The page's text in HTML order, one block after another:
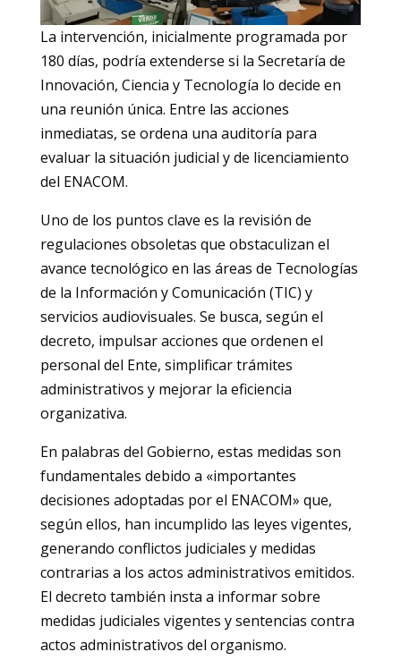
La intervención, inicialmente programada por
180 días, podría extenderse si la Secretaría de
Innovación, Ciencia y Tecnología lo decide en
una reunión única. Entre las acciones
inmediatas, se ordena una auditoría para
evaluar la situación judicial y de licenciamiento
del ENACOM.
Uno de los puntos clave es la revisión de
regulaciones obsoletas que obstaculizan el
avance tecnológico en las áreas de Tecnologías
de la Información y Comunicación (TIC) y
servicios audiovisuales. Se busca, según el
decreto, impulsar acciones que ordenen el
personal del Ente, simplificar trámites
administrativos y mejorar la eficiencia
organizativa.
En palabras del Gobierno, estas medidas son
fundamentales debido a «importantes
decisiones adoptadas por el ENACOM» que,
según ellos, han incumplido las leyes vigentes,
generando conflictos judiciales y medidas
contrarias a los actos administrativos emitidos.
El decreto también insta a informar sobre
medidas judiciales vigentes y sentencias contra
actos administrativos del organismo.